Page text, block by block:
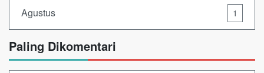
Agustus 1
Paling Dikomentari